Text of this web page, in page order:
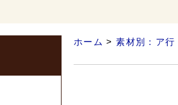
ホーム >素材別：ア行